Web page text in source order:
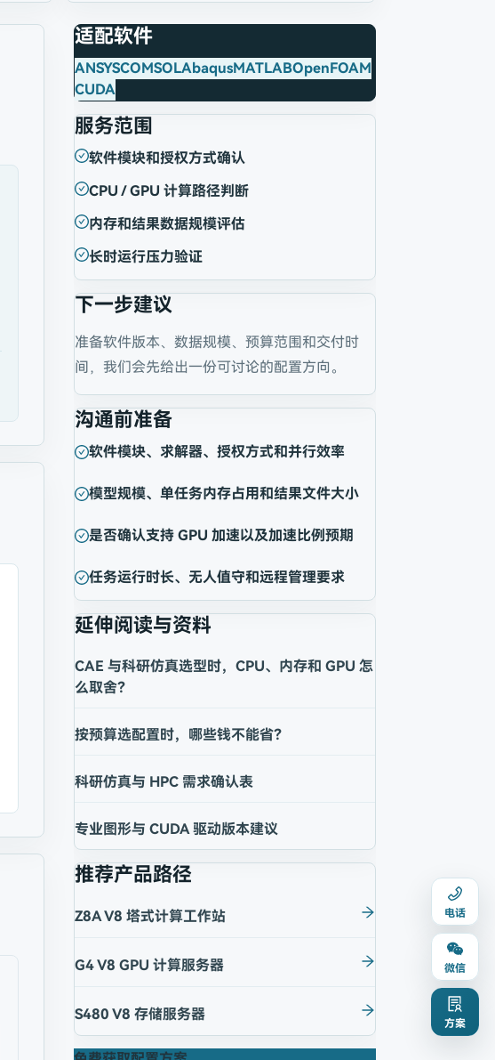
适配软件
ANSYSCOMSOLAbaqusMATLABOpenFOAM
CUDA
服务范围
软件模块和授权方式确认
CPU / GPU 计算路径判断
内存和结果数据规模评估
长时运行压力验证
下一步建议
准备软件版本、数据规模、预算范围和交付时
间，我们会先给出一份可讨论的配置方向。
沟通前准备
软件模块、求解器、授权方式和并行效率
模型规模、单任务内存占用和结果文件大小
是否确认支持 GPU 加速以及加速比例预期
任务运行时长、无人值守和远程管理要求
延伸阅读与资料
CAE 与科研仿真选型时，CPU、内存和 GPU 怎
么取舍？
按预算选配置时，哪些钱不能省？
科研仿真与 HPC 需求确认表
专业图形与 CUDA 驱动版本建议
推荐产品路径
Z8A V8 塔式计算工作站
G4 V8 GPU 计算服务器
S480 V8 存储服务器
电话
微信
方案